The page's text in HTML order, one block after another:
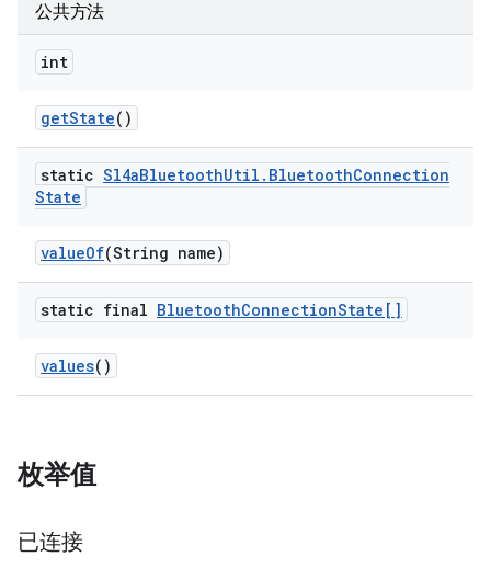
公共方法
int
getState()
static Sl4aBluetoothUtil . BluetoothConnection
State
valueOf(String name)
static final BluetoothConnectionState[]
values()
枚举值
已连接